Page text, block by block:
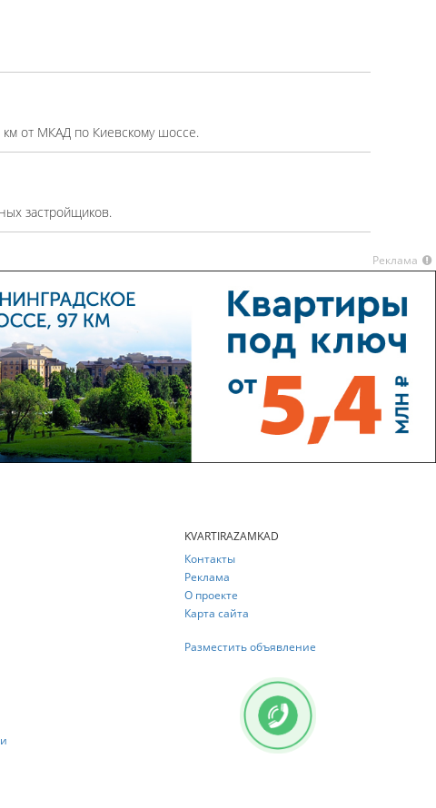
км от МКАД по Киевскому шоссе.
застройщиков.
Реклама
KVARTIRAZAMKAD
Контакты
Реклама
О проекте
Карта сайта
Разместить объявление